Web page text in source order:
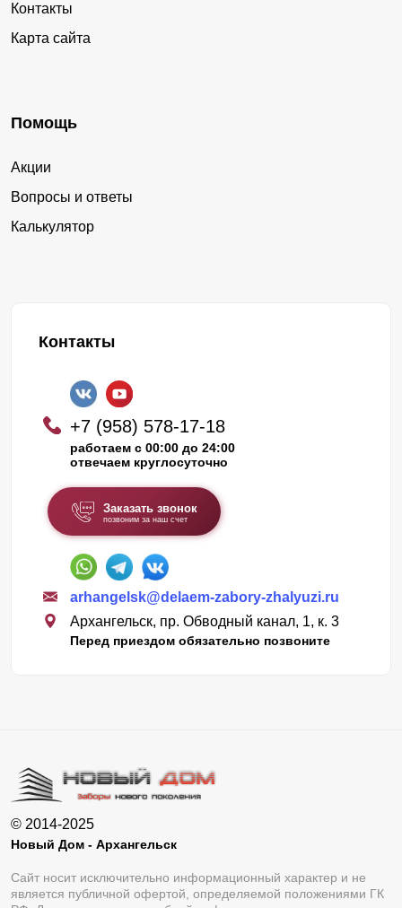
Контакты
Карта сайта
Помощь
Акции
Вопросы и ответы
Калькулятор
Контакты
+7 (958) 578-17-18
работаем с 00:00 до 24:00
отвечаем круглосуточно
Заказать звонок
позвоним за наш счет
arhangelsk@delaem-zabory-zhalyuzi.ru
Архангельск, пр. Обводный канал, 1, к. 3
Перед приездом обязательно позвоните
© 2014-2025
Новый Дом - Архангельск
Сайт носит исключительно информационный характер и не
является публичной офертой, определяемой положениями ГК